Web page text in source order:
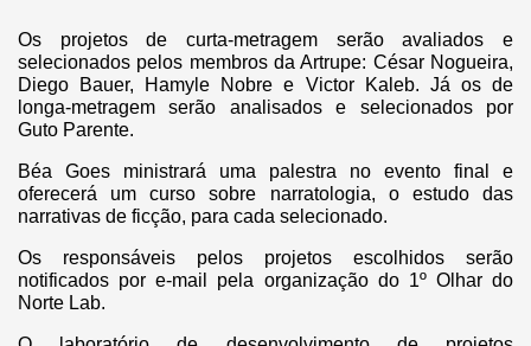
Os projetos de curta-metragem serão avaliados e
selecionados pelos membros da Artrupe: César Nogueira,
Diego Bauer, Hamyle Nobre e Victor Kaleb. Já os de
longa-metragem serão analisados e selecionados por
Guto Parente.
Béa Goes ministrará uma palestra no evento final e
oferecerá um curso sobre narratologia, o estudo das
narrativas de ficção, para cada selecionado.
Os responsáveis pelos projetos escolhidos serão
notificados por e-mail pela organização do 1º Olhar do
Norte Lab.